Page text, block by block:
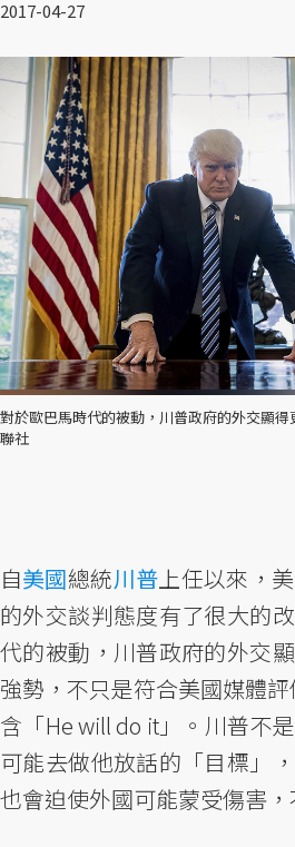
2017-04-27
對於歐巴馬時代的被動，川普政府的外交顯
聯社
自美國總統川普上任以來，
的外交談判態度有了很大的
代的被動，川普政府的外交
強勢，不只是符合美國媒體
含「He will do it」。川普不
可能去做他放話的「目標」
也會迫使外國可能蒙受傷害